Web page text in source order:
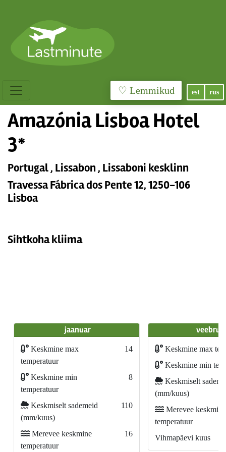
♡ Lemmikud est rus
Amazónia Lisboa Hotel
3*
Portugal , Lissabon , Lissaboni kesklinn
Travessa Fábrica dos Pente 12, 1250-106
Lisboa
Sihtkoha kliima
jaanuar
Keskmine max
temperatuur
14
Keskmine min
temperatuur
8
Keskmiselt sademeid
(mm/kuus)
110
Merevee keskmine
temperatuur
16
Keskmine max
Keskmine min
Keskmiselt
(mm/kuus)
Merevee keskmine
temperatuur
Vihmapäevi kuus